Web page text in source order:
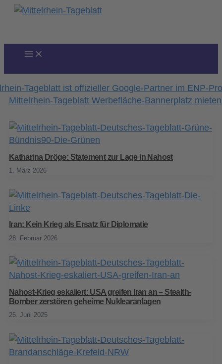
Zum
Katharina Dröge: Statement zur Lage in Nahost
1. März 2026
Iran: Kein Krieg als Ersatz für Diplomatie
28. Februar 2026
Nahost-Krieg eskaliert: USA greifen Iran an – Stealth-
Bomber zerstören geheime Nuklearanlagen
25. Juni 2025